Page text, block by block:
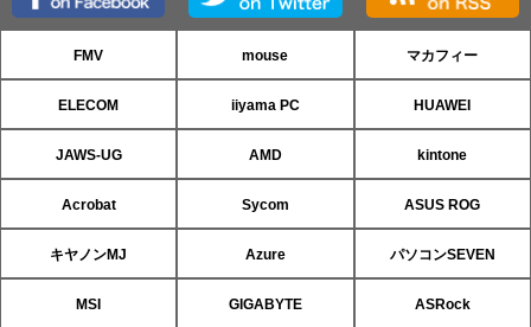
FMV mouse マカフィー
ELECOM iiyama PC HUAWEI
JAWS-UG AMD kintone
Acrobat Sycom ASUS ROG
キヤノンMJ Azure パソコンSEVEN
MSI GIGABYTE ASRock